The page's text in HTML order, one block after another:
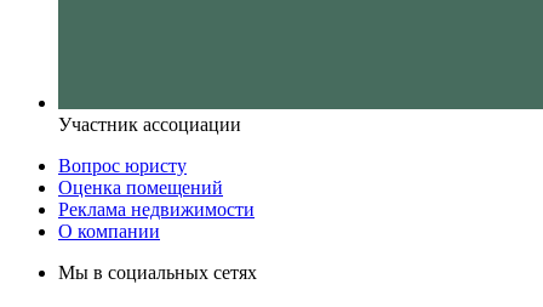
Участник ассоциации
Вопрос юристу
Оценка помещений
Реклама недвижимости
О компании
Мы в социальных сетях